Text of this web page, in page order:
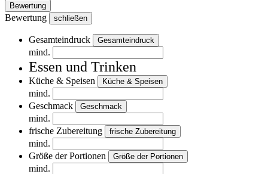
Bewertung
Bewertung schließen
Gesamteindruck Gesamteindruck
mind.
Essen und Trinken
Küche & Speisen Küche & Speisen
mind.
Geschmack
Geschmack
mind.
frische Zubereitung
frische Zubereitung
mind.
Größe der Portionen
Größe der Portionen
mind.